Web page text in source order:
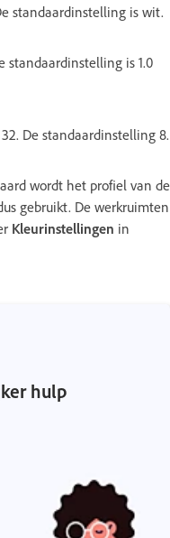
standaardinstelling is wit.
standaardinstelling is 1.0
De standaardinstelling 8.
wordt het profiel van de
gebruikt. De werkruimten
Kleurinstellingen in
hulp